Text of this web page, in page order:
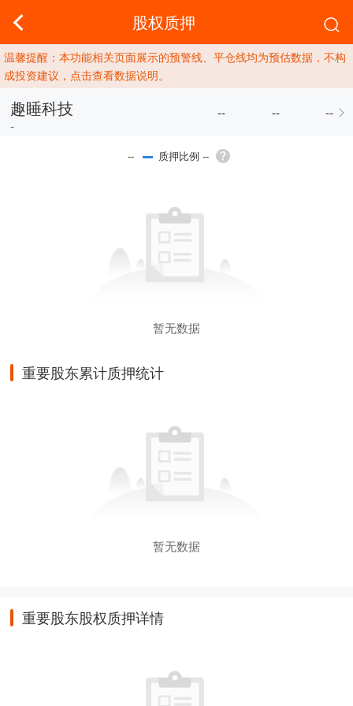
股权质押
温馨提醒：本功能相关页面展示的预警线、平仓线均为预估数据，不构
成投资建议，点击查看数据说明。
趣睡科技
-
-- -- --
-- 质押比例 --
暂无数据
重要股东累计质押统计
暂无数据
重要股东股权质押详情